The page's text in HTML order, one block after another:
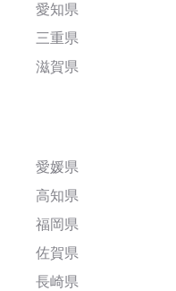
愛知県
三重県
滋賀県
愛媛県
高知県
福岡県
佐賀県
長崎県